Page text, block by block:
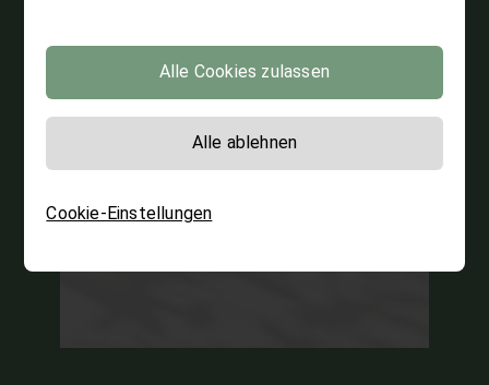
Cookie-Einstellungen
Alle Cookies zulassen
Alle ablehnen